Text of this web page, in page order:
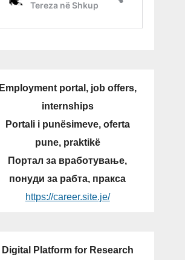
Employment portal, job offers,
internships
Portali i punësimeve, oferta
pune, praktikë
Портал за вработување,
понуди за рабта, пракса
https://career.site.je/
Digital Platform for Research